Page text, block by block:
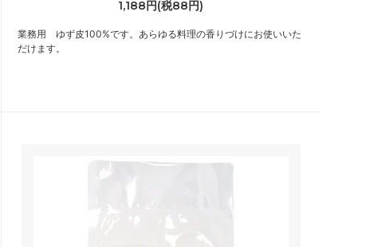
1,188円(税88円)
業務用 ゆず皮100%です。あらゆる料理の香りづけにお使いいた
だけます。